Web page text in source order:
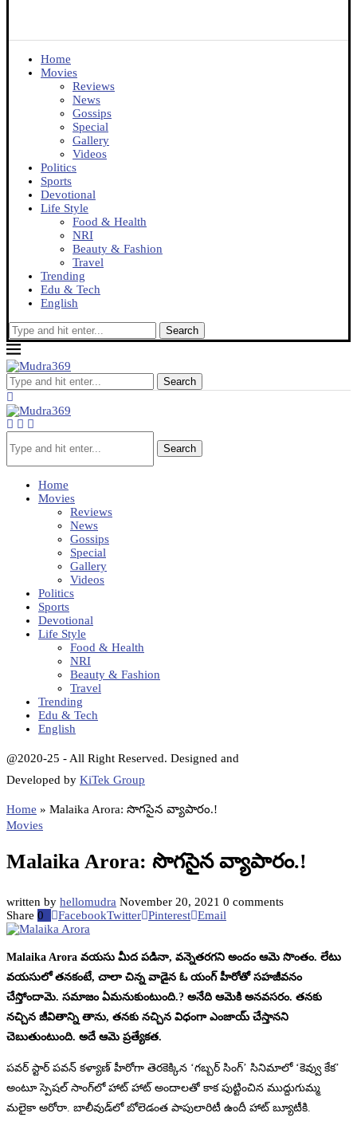
Home
Movies
Reviews
News
Gossips
Special
Gallery
Videos
Politics
Sports
Devotional
Life Style
Food & Health
NRI
Beauty & Fashion
Travel
Trending
Edu & Tech
English
Search
Search
Search
Home
Movies
Reviews
News
Gossips
Special
Gallery
Videos
Politics
Sports
Devotional
Life Style
Food & Health
NRI
Beauty & Fashion
Travel
Trending
Edu & Tech
English
@2020-25 - All Right Reserved. Designed and
Developed by KiTek Group
Home » Malaika Arora: సొగసైన వ్యాపారం.!
Movies
Malaika Arora: సొగసైన వ్యాపారం.!
written by hellomudra November 20, 2021 0 comments
Share 0 FacebookTwitter Pinterest Email
Malaika Arora వయసు మీద పడినా, వన్నెతరగని అందం ఆమె సొంతం. లేటు
వయసులో తనకంటే, చాలా చిన్న వాడైన ఓ యంగ్ హీరోతో సహజీవనం
చేస్తోందామె. సమాజం ఏమనుకుంటుంది.? అనేది ఆమెకి అనవసరం. తనకు
నచ్చిన జీవితాన్ని తాను, తనకు నచ్చిన విధంగా ఎంజాయ్ చేస్తానని
చెబుతుంటుంది. అదే ఆమె ప్రత్యేకత.
పవర్ స్టార్ పవన్ కళ్యాణ్ హీరోగా తెరకెక్కిన ‘గబ్బర్ సింగ్’ సినిమాలో ‘కెవ్వు కేక’
అంటూ స్పెషల్ సాంగ్‌లో హాట్ హాట్ అందాలతో కాక పుట్టించిన ముద్దుగుమ్మ
మలైకా అరోరా. బాలీవుడ్‌లో బోలెడంత పాపులారిటీ ఉందీ హాట్ బ్యూటీకి.